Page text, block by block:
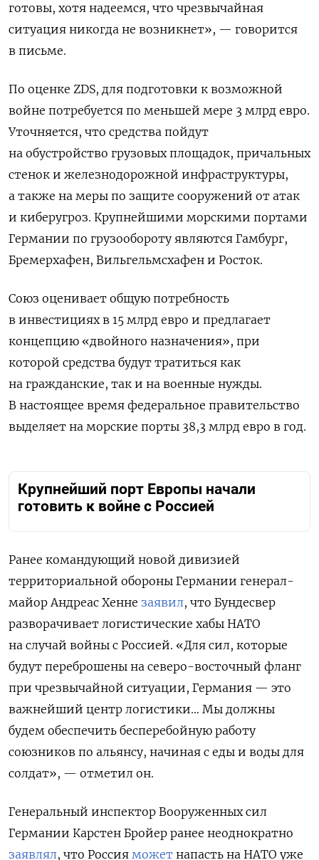
готовы, хотя надеемся, что чрезвычайная
ситуация никогда не возникнет», — говорится
в письме.
По оценке ZDS, для подготовки к возможной
войне потребуется по меньшей мере 3 млрд евро.
Уточняется, что средства пойдут
на обустройство грузовых площадок, причальных
стенок и железнодорожной инфраструктуры,
а также на меры по защите сооружений от атак
и киберугроз. Крупнейшими морскими портами
Германии по грузообороту являются Гамбург,
Бремерхафен, Вильгельмсхафен и Росток.
Союз оценивает общую потребность
в инвестициях в 15 млрд евро и предлагает
концепцию «двойного назначения», при
которой средства будут тратиться как
на гражданские, так и на военные нужды.
В настоящее время федеральное правительство
выделяет на морские порты 38,3 млрд евро в год.
Крупнейший порт Европы начали
готовить к войне с Россией
Ранее командующий новой дивизией
территориальной обороны Германии генерал-
майор Андреас Хенне заявил, что Бундесвер
разворачивает логистические хабы НАТО
на случай войны с Россией. «Для сил, которые
будут переброшены на северо-восточный фланг
при чрезвычайной ситуации, Германия — это
важнейший центр логистики… Мы должны
будем обеспечить бесперебойную работу
союзников по альянсу, начиная с еды и воды для
солдат», — отметил он.
Генеральный инспектор Вооруженных сил
Германии Карстен Бройер ранее неоднократно
заявлял, что Россия может напасть на НАТО уже